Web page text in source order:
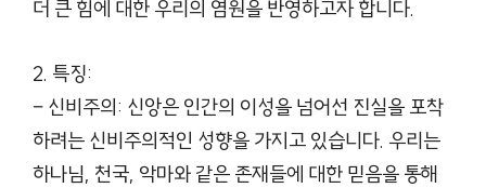
더 큰 힘에 대한 우리의 염원을 반영하고자 합니다.
2. 특징:
– 신비주의: 신앙은 인간의 이성을 넘어선 진실을 포착
하려는 신비주의적인 성향을 가지고 있습니다. 우리는
하나님, 천국, 악마와 같은 존재들에 대한 믿음을 통해